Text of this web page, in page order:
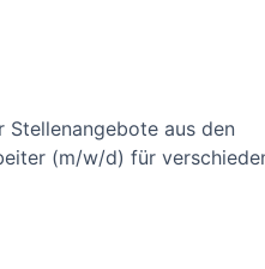
aus den
(m/w/d) für